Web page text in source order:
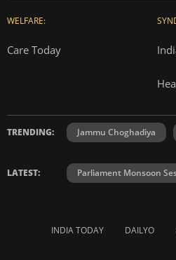
WELFARE:
Care Today
TRENDING: Jammu Choghadiya
LATEST: Parliament Monsoon
INDIA TODAY DAILYO